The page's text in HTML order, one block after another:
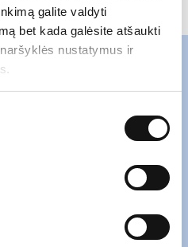
galite valdyti
bet kada galėsite atšaukti
nustatymus ir
su mumis